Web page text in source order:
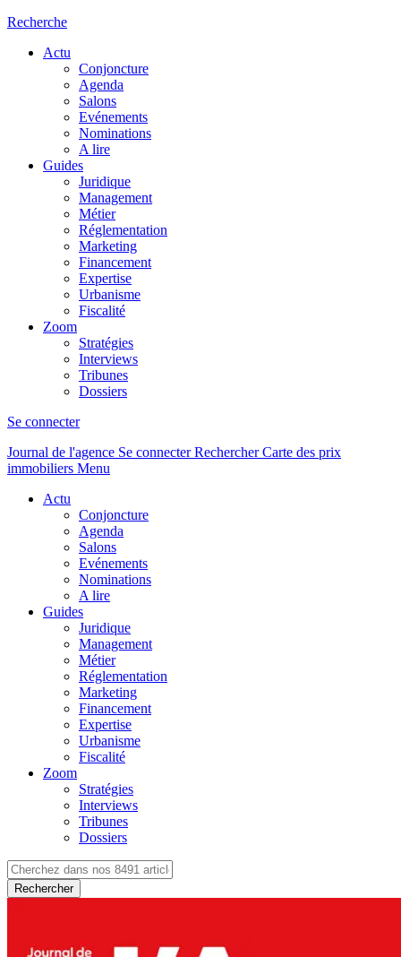
Recherche
Actu
Conjoncture
Agenda
Salons
Evénements
Nominations
A lire
Guides
Juridique
Management
Métier
Réglementation
Marketing
Financement
Expertise
Urbanisme
Fiscalité
Zoom
Stratégies
Interviews
Tribunes
Dossiers
Se connecter
Journal de l'agence Se connecterRechercher Carte des prix
immobiliers Menu
Actu
Conjoncture
Agenda
Salons
Evénements
Nominations
A lire
Guides
Juridique
Management
Métier
Réglementation
Marketing
Financement
Expertise
Urbanisme
Fiscalité
Zoom
Stratégies
Interviews
Tribunes
Dossiers
Rechercher